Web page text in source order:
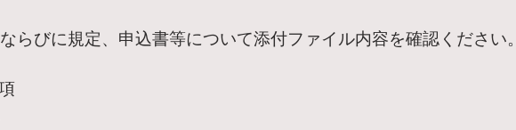
らびに規定、申込書等について添付ファイル内容を確認ください。